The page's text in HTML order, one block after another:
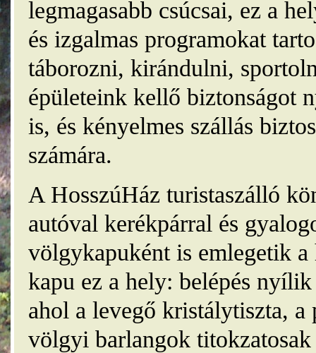
legmagasabb csúcsai, ez a
és izgalmas programokat
táborozni, kirándulni,
épületeink kellő biztonságot
is, és kényelmes szállás
számára.
A HosszúHáz turistaszálló
autóval kerékpárral és
völgykapuként is emlegetik
kapu ez a hely: belépés
ahol a levegő kristálytiszta, a
völgyi barlangok